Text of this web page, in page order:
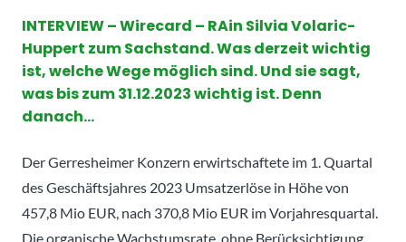
INTERVIEW – Wirecard – RAin Silvia Volaric-
Huppert zum Sachstand. Was derzeit wichtig
ist, welche Wege möglich sind. Und sie sagt,
was bis zum 31.12.2023 wichtig ist. Denn
danach…
Der Gerresheimer Konzern erwirtschaftete im 1. Quartal
des Geschäftsjahres 2023 Umsatzerlöse in Höhe von
457,8 Mio EUR, nach 370,8 Mio EUR im Vorjahresquartal.
Die organische Wachstumsrate, ohne Berücksichtigung